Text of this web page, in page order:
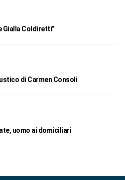
Gialla Coldiretti”
di Carmen Consoli
uomo ai domiciliari